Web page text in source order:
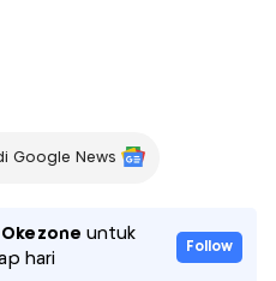
Google News
untuk
hari
Follow